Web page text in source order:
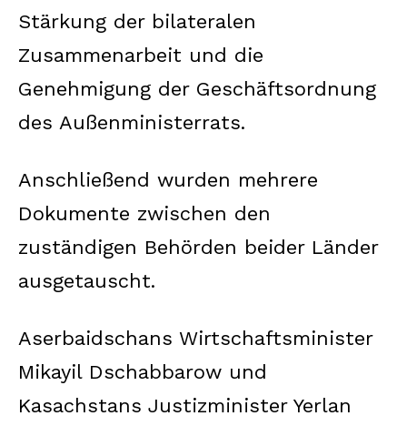
Stärkung der bilateralen
Zusammenarbeit und die
Genehmigung der Geschäftsordnung
des Außenministerrats.
Anschließend wurden mehrere
Dokumente zwischen den
zuständigen Behörden beider Länder
ausgetauscht.
Aserbaidschans Wirtschaftsminister
Mikayil Dschabbarow und
Kasachstans Justizminister Yerlan